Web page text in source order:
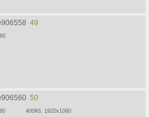
906558 49
906560 50
400Кб, 1920x1080